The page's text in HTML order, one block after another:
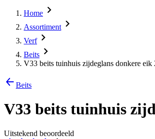
Home
Assortiment
Verf
Beits
V33 beits tuinhuis zijdeglans donkere eik
Beits
V33 beits tuinhuis
Uitstekend beoordeeld